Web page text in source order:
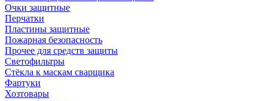
Очки защитные
Перчатки
Пластины защитные
Пожарная безопасность
Прочее для средств защиты
Светофильтры
Стёкла к маскам сварщика
Фартуки
Хозтовары